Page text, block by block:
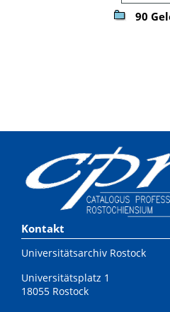
90
Kontakt
Universitätsarchiv Rostock
Universitätsplatz 1
18055 Rostock